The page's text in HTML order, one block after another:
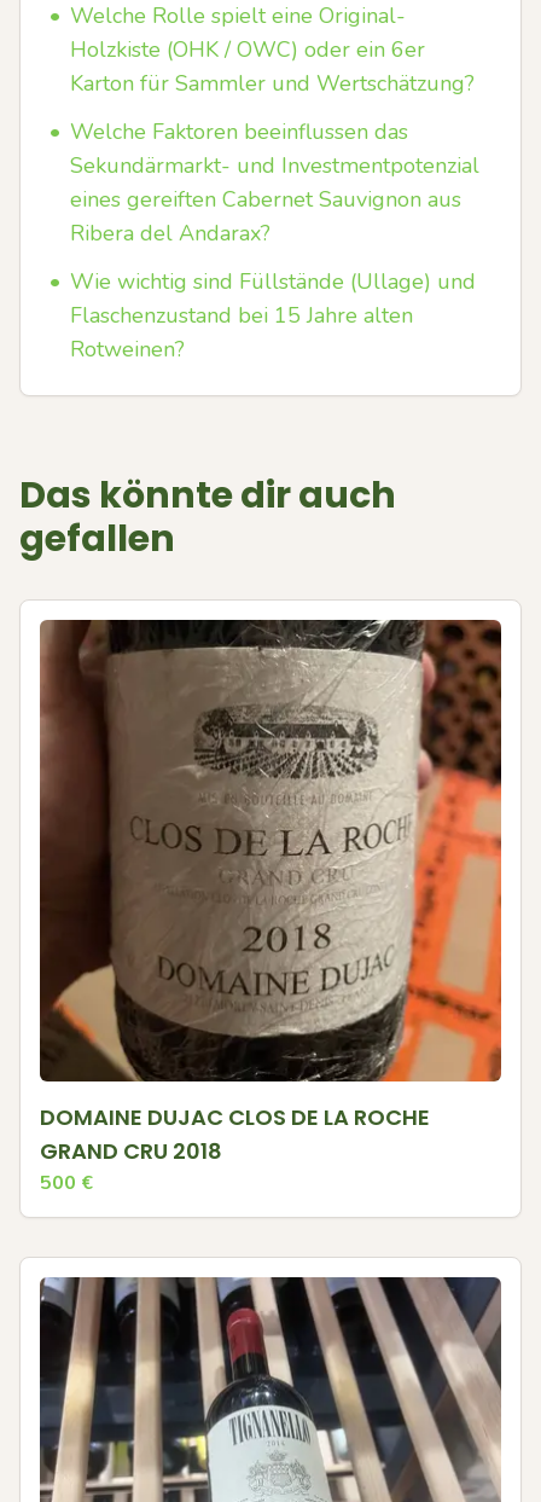
• Welche Rolle spielt eine Original-
Holzkiste (OHK / OWC) oder ein 6er
Karton für Sammler und Wertschätzung?
• Welche Faktoren beeinflussen das
Sekundärmarkt- und Investmentpotenzial
eines gereiften Cabernet Sauvignon aus
Ribera del Andarax?
• Wie wichtig sind Füllstände (Ullage) und
Flaschenzustand bei 15 Jahre alten
Rotweinen?
Das könnte dir auch
gefallen
DOMAINE DUJAC CLOS DE LA ROCHE
GRAND CRU 2018
500 €